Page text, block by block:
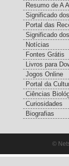
Resumo de A
Significado
Portal das
Significado
Notícias
Fontes Grátis
Livros para
Jogos Online
Portal da
Ciências
Curiosidades
Biografias
©